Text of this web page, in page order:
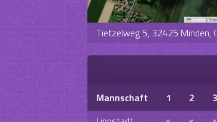
Leaflet|
Tietzelweg 5, 32425 Minden,
Mannschaft 1 2 3